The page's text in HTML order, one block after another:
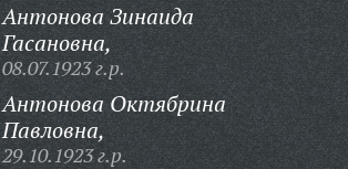
Антонова Зинаида
Гасановна,
08.07.1923 г.р.
Антонова Октябрина
Павловна,
29.10.1923 г.р.